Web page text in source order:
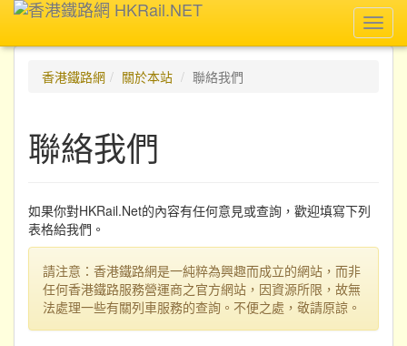
香港鐵路網
關於本站 聯絡我們
聯絡我們
如果你對HKRail.Net的內容有任何意見或查詢，歡迎填寫下列
表格給我們。
請注意：香港鐵路網是一純粹為興趣而成立的網站，而非
任何香港鐵路服務營運商之官方網站，因資源所限，故無
法處理一些有關列車服務的查詢。不便之處，敬請原諒。